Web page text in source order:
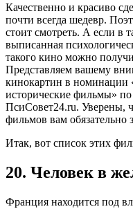
Качественно и красиво
почти всегда шедевр.
стоит смотреть. А если в
выписанная
такого кино можно
Представляем вашему
кинокартин в номинации
исторические фильмы»
ПсиСовет24.ru. Уверены,
фильмов вам обязательно
Итак, вот список этих
20. Человек в
Франция находится под